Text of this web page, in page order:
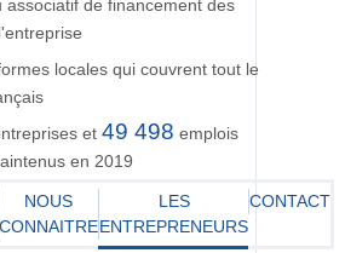
associatif de financement des
locales qui couvrent tout le
et 49 498 emplois
en 2019
NOUS
CONNAITRE
LES
ENTREPRENEURS
CONTACT